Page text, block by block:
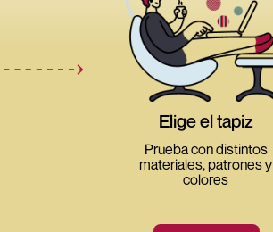
Elige el tapiz
Prueba con distintos
materiales, patrones y
colores